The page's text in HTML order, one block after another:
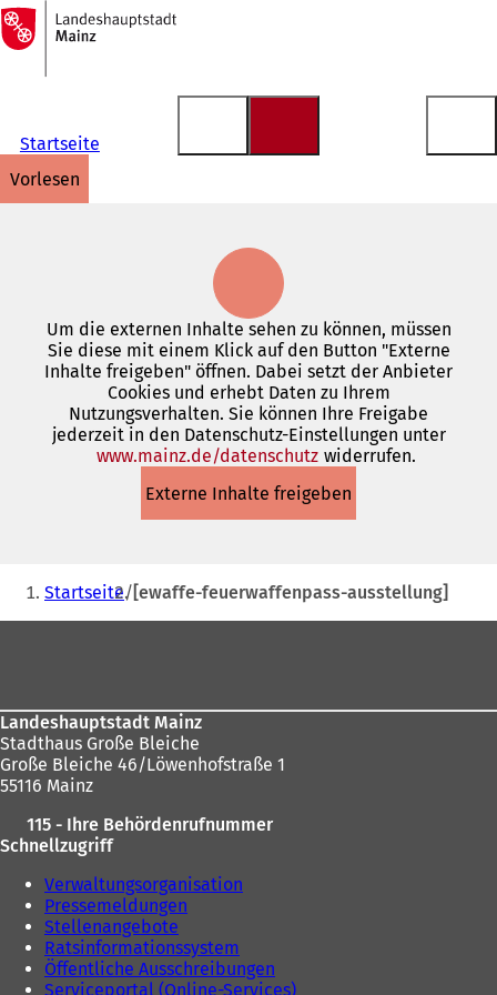
Inhalt anspringen
Zur
Startseite
Startseite
vorlesen
Um die externen Inhalte sehen zu können, müssen
Sie diese mit einem Klick auf den Button "Externe
Inhalte freigeben" öffnen. Dabei setzt der Anbieter
Cookies und erhebt Daten zu Ihrem
Nutzungsverhalten. Sie können Ihre Freigabe
jederzeit in den Datenschutz-Einstellungen unter
www.mainz.de/datenschutz(Öffnet
einem
neuen
widerrufen.
Externe Inhalte freigeben
Sie
befinden
Startseite [ewaffe-feuerwaffenpass-ausstellung]
Landeshauptstadt Mainz
Stadthaus Große Bleiche
Große Bleiche 46/Löwenhofstraße 1
55116 Mainz
115 - Ihre Behördenrufnummer
Schnellzugriff
Verwaltungsorganisation
Pressemeldungen
Stellenangebote
Ratsinformationssystem
Öffentliche Ausschreibungen
Serviceportal (Online-Services)